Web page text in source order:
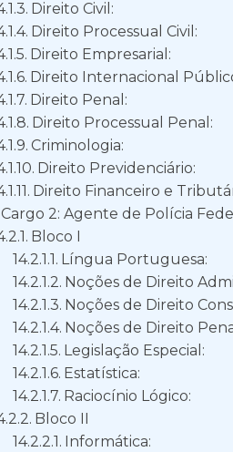
Direito Civil:
Direito Processual Civil:
Direito Empresarial:
Direito Internacional
Direito Penal:
Direito Processual Penal:
Criminologia:
Direito Previdenciário:
Direito Financeiro e
Cargo 2: Agente de Polícia
Bloco I
Língua Portuguesa:
Noções de Direito
Noções de Direito
Noções de Direito
Legislação Especial:
Estatística:
Raciocínio Lógico:
Bloco II
Informática: